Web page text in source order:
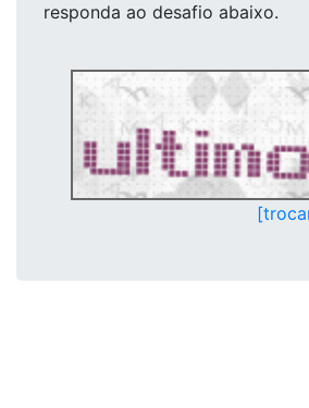
responda ao desafio abaixo.